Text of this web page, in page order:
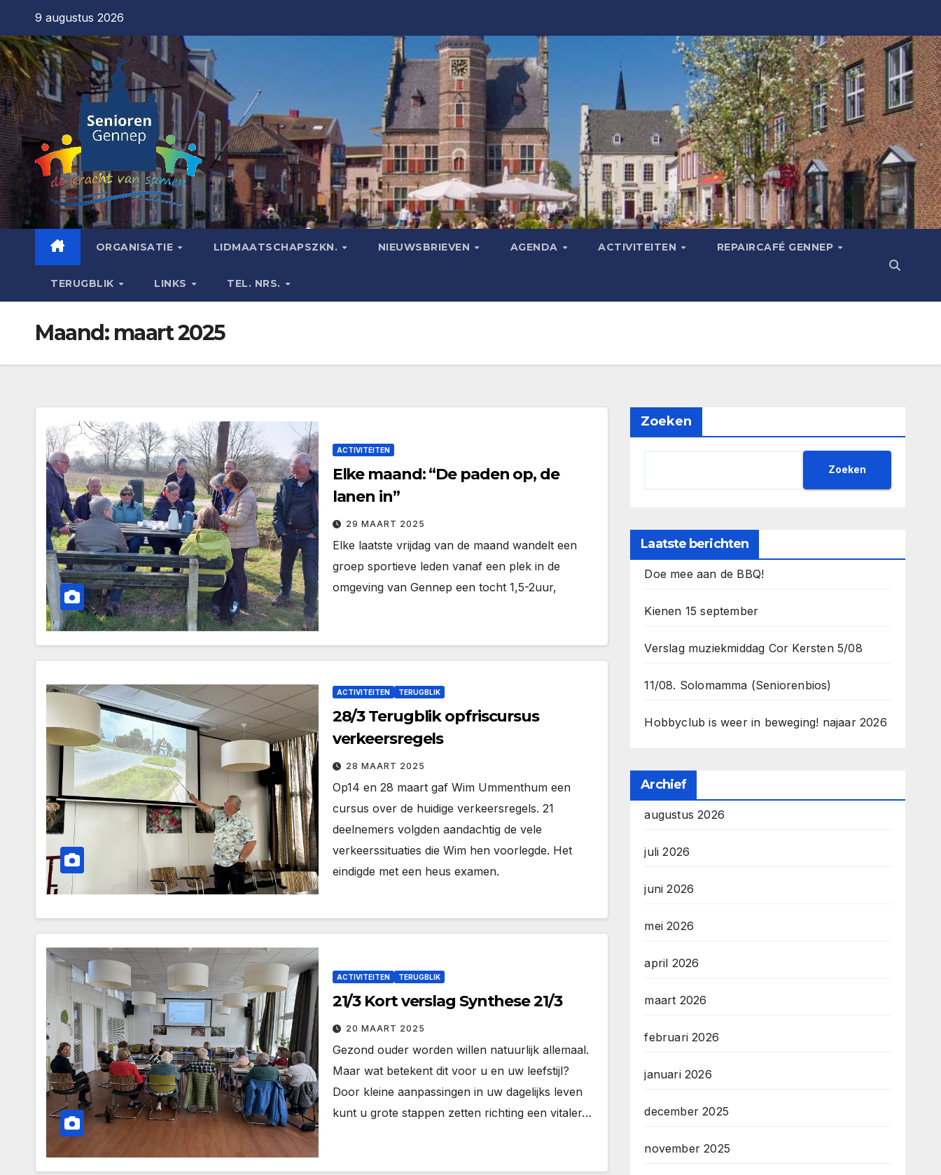
9 augustus 2026
ORGANISATIE LIDMAATSCHAPSZKN. NIEUWSBRIEVEN AGENDA ACTIVITEITEN REPAIRCAFÉ GENNEP
TERUGBLIK LINKS TEL. NRS.
Maand: maart 2025
ACTIVITEITEN
Elke maand: “De paden op, de
lanen in”
29 MAART 2025
Elke laatste vrijdag van de maand wandelt een
groep sportieve leden vanaf een plek in de
omgeving van Gennep een tocht 1,5-2uur,
ACTIVITEITEN TERUGBLIK
28/3 Terugblik opfriscursus
verkeersregels
28 MAART 2025
Op14 en 28 maart gaf Wim Ummenthum een
cursus over de huidige verkeersregels. 21
deelnemers volgden aandachtig de vele
verkeerssituaties die Wim hen voorlegde. Het
eindigde met een heus examen.
ACTIVITEITEN TERUGBLIK
21/3 Kort verslag Synthese 21/3
20 MAART 2025
Gezond ouder worden willen natuurlijk allemaal.
Maar wat betekent dit voor u en uw leefstijl?
Door kleine aanpassingen in uw dagelijks leven
kunt u grote stappen zetten richting een vitaler…
Zoeken
Zoeken
Laatste berichten
Doe mee aan de BBQ!
Kienen 15 september
Verslag muziekmiddag Cor Kersten 5/08
11/08. Solomamma (Seniorenbios)
Hobbyclub is weer in beweging! najaar 2026
Archief
augustus 2026
juli 2026
juni 2026
mei 2026
april 2026
maart 2026
februari 2026
januari 2026
december 2025
november 2025